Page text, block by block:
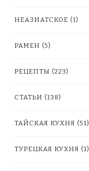
НЕАЗИАТСКОЕ (1)
РАМЕН (5)
РЕЦЕПТЫ (223)
СТАТЬИ (138)
ТАЙСКАЯ КУХНЯ (51)
ТУРЕЦКАЯ КУХНЯ (1)